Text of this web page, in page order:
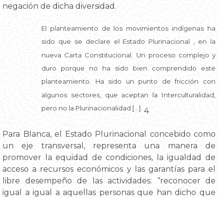
negación de dicha diversidad.
El planteamiento de los movimientos indígenas ha
sido que se declare el Estado Plurinacional , en la
nueva Carta Constitucional. Un proceso complejo y
duro porque no ha sido bien comprendido este
planteamiento. Ha sido un punto de fricción con
algunos sectores, que aceptan la Interculturalidad,
pero no la Plurinacionalidad […]. 4
Para Blanca, el Estado Plurinacional concebido como
un eje transversal, representa una manera de
promover la equidad de condiciones, la igualdad de
acceso a recursos económicos y las garantías para el
libre desempeño de las actividades: “reconocer de
igual a igual a aquellas personas que han dicho que